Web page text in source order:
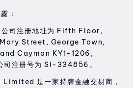
：
司注册地址为 Fifth Floor,
Street, George Town,
Cayman KY1-1206,
注册号为 SI-334856。
是一家持牌金融交易商，